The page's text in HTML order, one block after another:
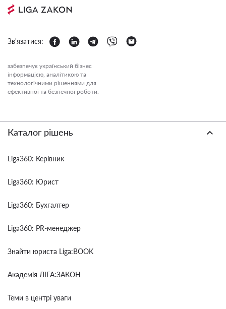
Зв'язатися:
забезпечує український бізнес
інформацією, аналітикою та
технологічними рішеннями для
ефективної та безпечної роботи.
Каталог рішень
Liga360: Керівник
Liga360: Юрист
Liga360: Бухгалтер
Liga360: PR-менеджер
Знайти юриста Liga:BOOK
Академія ЛІГА:ЗАКОН
Теми в центрі уваги